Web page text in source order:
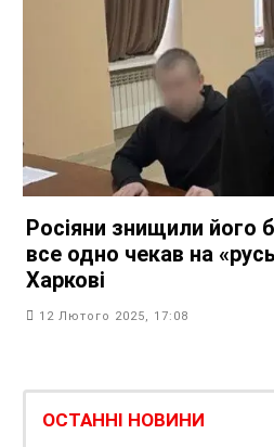
Росіяни знищили його
все одно чекав на
Харкові
12 Лютого 2025, 17:08
ОСТАННІ НОВИНИ